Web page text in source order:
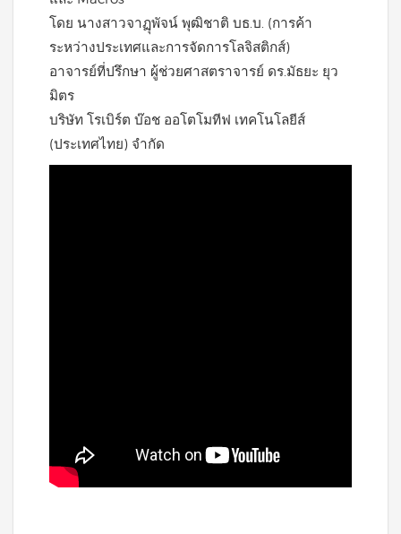
โดย นางสาวจาฏุพัจน์ พุฒิชาติ บธ.บ. (การค้า
ระหว่างประเทศและการจัดการโลจิสติกส์)
อาจารย์ที่ปรึกษา ผู้ช่วยศาสตราจารย์ ดร.มัธยะ ยุว
มิตร
บริษัท โรเบิร์ต บ๊อช ออโตโมทีฟ เทคโนโลยีส์
(ประเทศไทย) จำกัด